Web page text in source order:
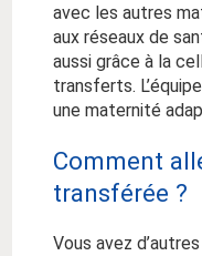
avec les autres
aux réseaux de
aussi grâce à la
transferts.
une maternité
Comment
transférée ?
Vous avez